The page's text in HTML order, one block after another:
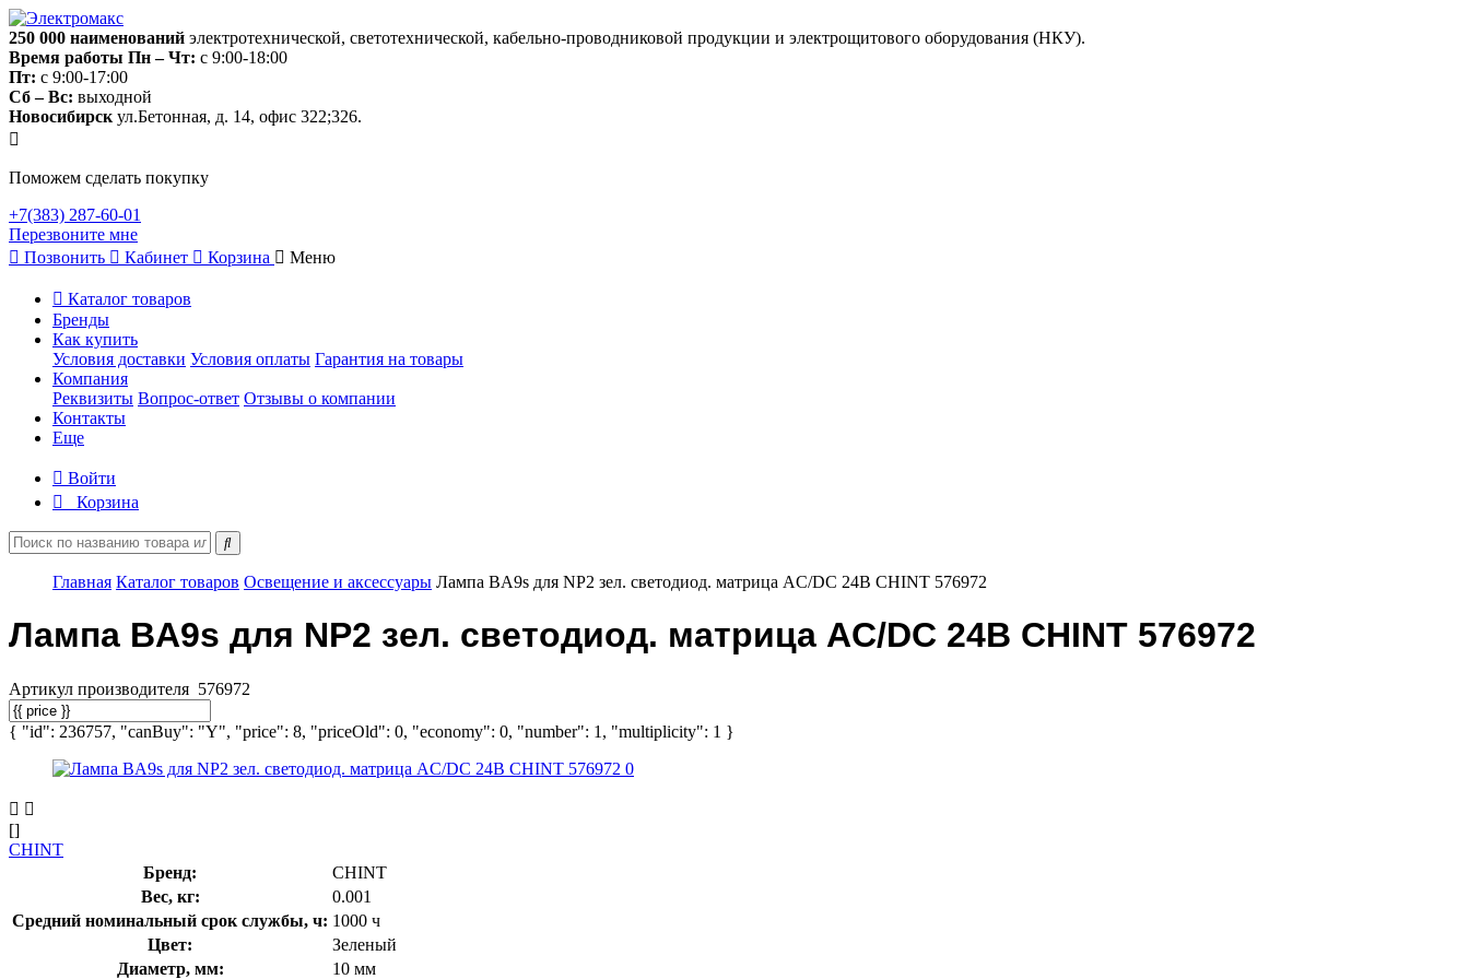
250 000 наименований электротехнической, светотехнической, кабельно-проводниковой продукции и электрощитового оборудования (НКУ).
Время работы Пн – Чт: с 9:00-18:00
Пт: с 9:00-17:00
Сб – Вс: выходной
Новосибирск ул.Бетонная, д. 14, офис 322;326.
Поможем сделать покупку
+7(383) 287-60-01
Перезвоните мне
Позвонить
Кабинет Корзина Меню
Каталог товаров
Бренды
Как купить
Условия доставки Условия оплаты Гарантия на товары
Компания
Реквизиты Вопрос-ответ Отзывы о компании
Контакты
Еще
Войти
Корзина
Главная Каталог товаров Освещение и аксессуары Лампа BA9s для NP2 зел. светодиод. матрица AC/DC 24В CHINT 576972
Лампа BA9s для NP2 зел. светодиод. матрица AC/DC 24В CHINT 576972
Артикул производителя 576972
{ "id": 236757, "canBuy": "Y", "price": 8, "priceOld": 0, "economy": 0, "number": 1, "multiplicity": 1 }
[]
CHINT
Бренд:
CHINT
Вес, кг:
0.001
Средний номинальный срок службы, ч: 1000 ч
Цвет:
Зеленый
Диаметр, мм:
10 мм